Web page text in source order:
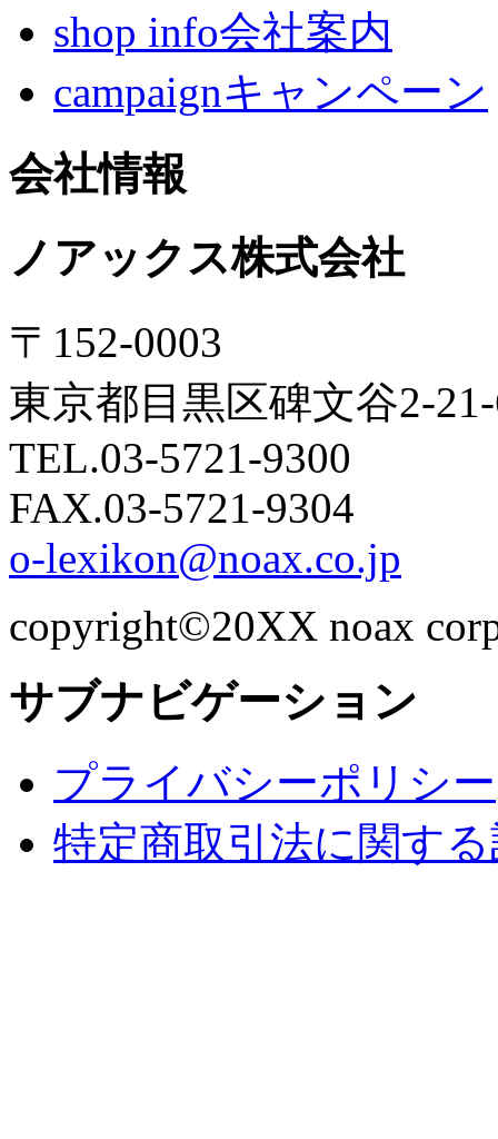
shop info会社案内
campaignキャンペーン
会社情報
ノアックス株式会社
〒152-0003
東京都目黒区碑文谷2-
TEL.03-5721-9300
FAX.03-5721-9304
o-lexikon@noax.co.jp
copyright©20XX noax
サブナビゲーション
プライバシーポリシー
特定商取引法に関す